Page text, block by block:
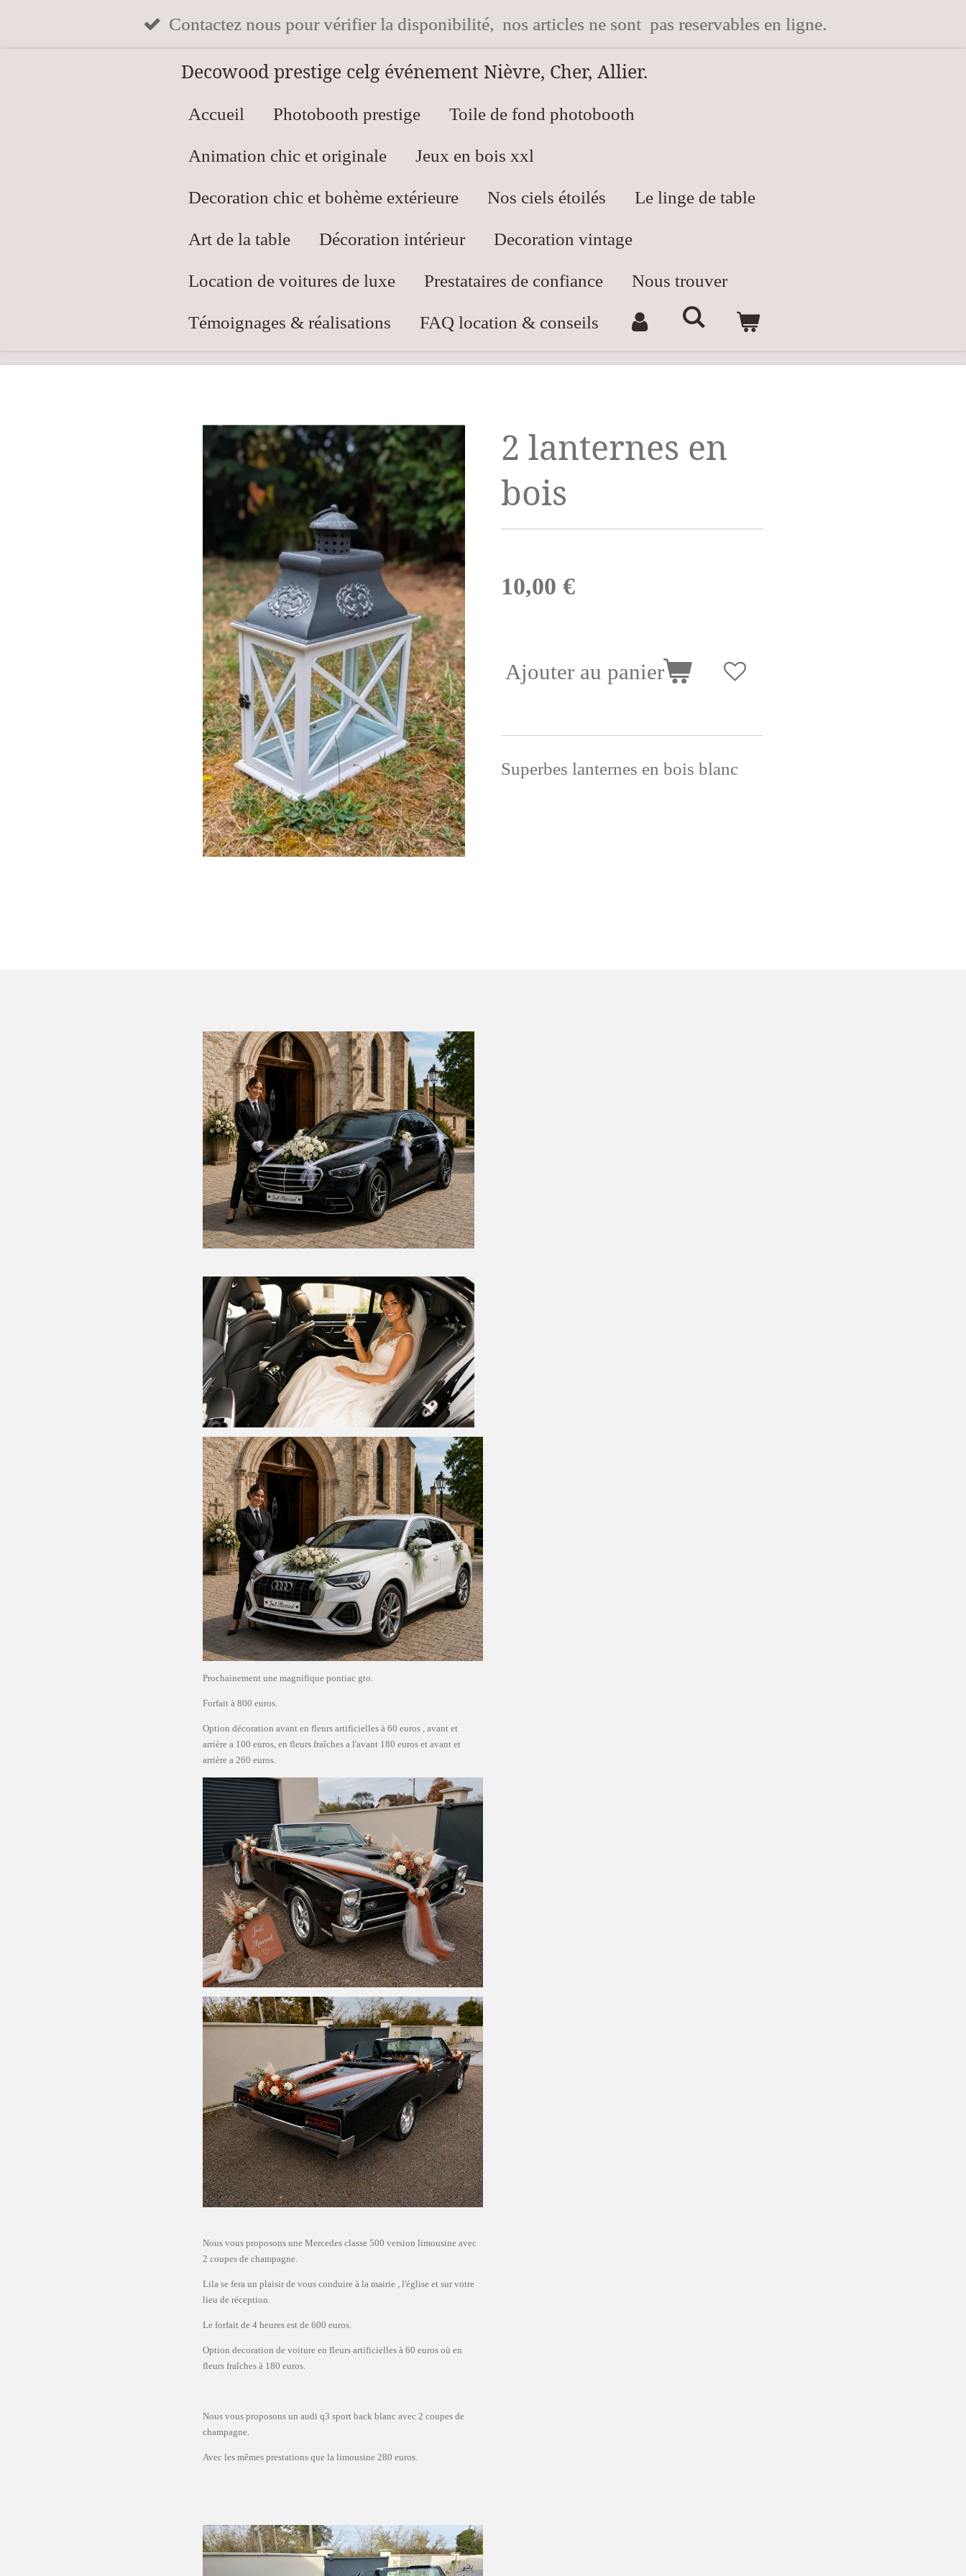
Contactez nous pour vérifier la disponibilité, nos articles ne sont pas reservables en ligne.
Decowood prestige celg événement Nièvre, Cher, Allier.
Accueil Photobooth prestige Toile de fond photobooth
Animation chic et originale Jeux en bois xxl
Decoration chic et bohème extérieure Nos ciels étoilés Le linge de table
Art de la table Décoration intérieur Decoration vintage
Location de voitures de luxe Prestataires de confiance Nous trouver
Témoignages & réalisations FAQ location & conseils
2 lanternes en
bois
10,00 €
Ajouter au panier
Superbes lanternes en bois blanc
Prochainement une magnifique pontiac gto.
Forfait à 800 euros.
Option décoration avant en fleurs artificielles à 60 euros , avant et
arrière a 100 euros, en fleurs fraîches a l'avant 180 euros et avant et
arrière a 260 euros.
Nous vous proposons une Mercedes classe 500 version limousine avec
2 coupes de champagne.
Lila se fera un plaisir de vous conduire à la mairie , l'église et sur votre
lieu de réception.
Le forfait de 4 heures est de 600 euros.
Option decoration de voiture en fleurs artificielles à 60 euros où en
fleurs fraîches à 180 euros.
Nous vous proposons un audi q3 sport back blanc avec 2 coupes de
champagne.
Avec les mêmes prestations que la limousine 280 euros.